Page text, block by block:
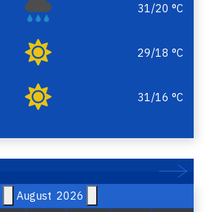
31/20 °C
29/18 °C
31/16 °C
August 2026